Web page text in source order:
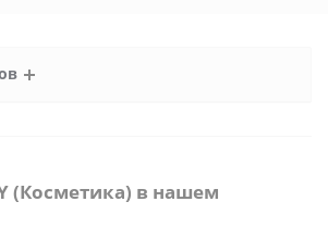
(Косметика) в нашем